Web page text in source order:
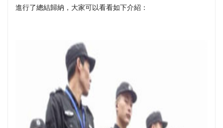
進行了總結歸納，大家可以看看如下介紹：